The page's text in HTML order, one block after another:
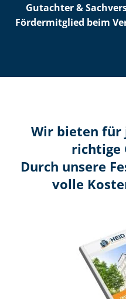
Gutachter &
Fördermitglied beim
Wir bieten für
richtige
Durch unsere
volle